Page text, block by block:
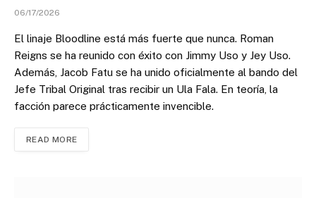
06/17/2026
El linaje Bloodline está más fuerte que nunca. Roman
Reigns se ha reunido con éxito con Jimmy Uso y Jey Uso.
Además, Jacob Fatu se ha unido oficialmente al bando del
Jefe Tribal Original tras recibir un Ula Fala. En teoría, la
facción parece prácticamente invencible.
READ MORE